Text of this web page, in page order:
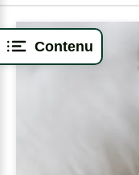
Contenu